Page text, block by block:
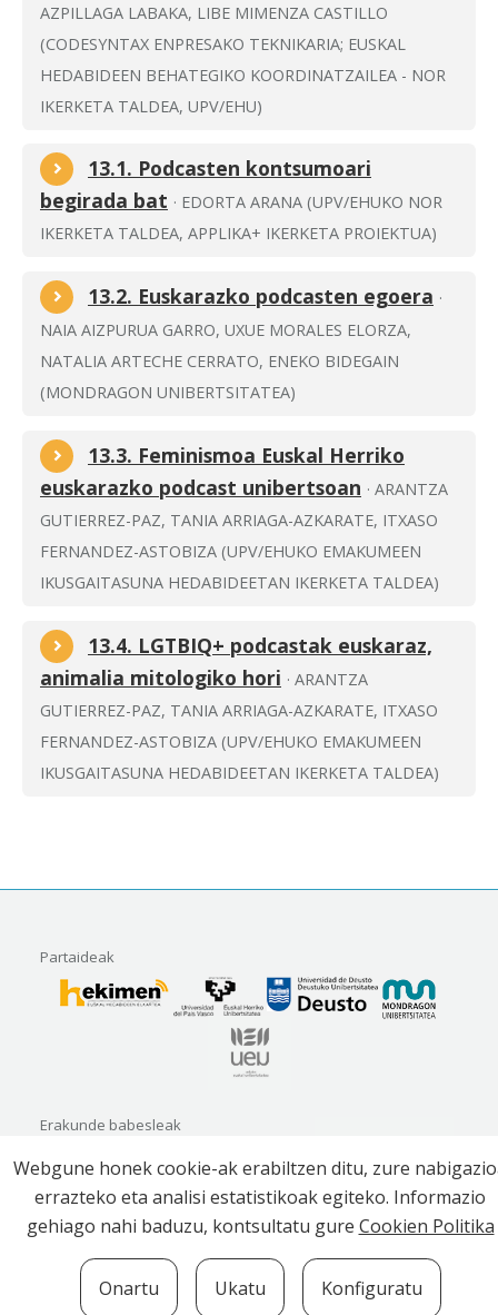
AZPILLAGA LABAKA, LIBE MIMENZA CASTILLO
(CODESYNTAX ENPRESAKO TEKNIKARIA; EUSKAL
HEDABIDEEN BEHATEGIKO KOORDINATZAILEA - NOR
IKERKETA TALDEA, UPV/EHU)
13.1. Podcasten kontsumoari
begirada bat · EDORTA ARANA (UPV/EHUKO NOR
IKERKETA TALDEA, APPLIKA+ IKERKETA PROIEKTUA)
13.2. Euskarazko podcasten egoera ·
NAIA AIZPURUA GARRO, UXUE MORALES ELORZA,
NATALIA ARTECHE CERRATO, ENEKO BIDEGAIN
(MONDRAGON UNIBERTSITATEA)
13.3. Feminismoa Euskal Herriko
euskarazko podcast unibertsoan · ARANTZA
GUTIERREZ-PAZ, TANIA ARRIAGA-AZKARATE, ITXASO
FERNANDEZ-ASTOBIZA (UPV/EHUKO EMAKUMEEN
IKUSGAITASUNA HEDABIDEETAN IKERKETA TALDEA)
13.4. LGTBIQ+ podcastak euskaraz,
animalia mitologiko hori · ARANTZA
GUTIERREZ-PAZ, TANIA ARRIAGA-AZKARATE, ITXASO
FERNANDEZ-ASTOBIZA (UPV/EHUKO EMAKUMEEN
IKUSGAITASUNA HEDABIDEETAN IKERKETA TALDEA)
Partaideak
Erakunde babesleak
Webgune honek cookie-ak erabiltzen ditu, zure
errazteko eta analisi estatistikoak egiteko. Informazio
gehiago nahi baduzu, kontsultatu gure Cookien Politika
Onartu Ukatu Konfiguratu